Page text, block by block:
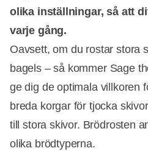
olika inställningar, så att
varje gång.
Oavsett, om du rostar stora
bagels – så kommer Sage
ge dig de optimala villkoren
breda korgar för tjocka
till stora skivor. Brödrosten
olika brödtyperna.